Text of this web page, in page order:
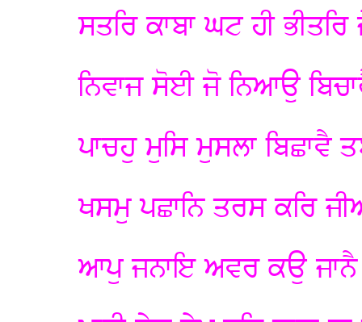
ਸਤਰਿ ਕਾਬਾ ਘਟ ਹੀ
ਨਿਵਾਜ ਸੋਈ ਜੋ ਨਿਆਉ
ਪਾਚਹੁ ਮੁਸਿ ਮੁਸਲਾ ਬਿਛਾਵੈ
ਖਸਮੁ ਪਛਾਨਿ ਤਰਸ ਕਰਿ
ਆਪੁ ਜਨਾਇ ਅਵਰ ਕਉ ਜਾਨੈ